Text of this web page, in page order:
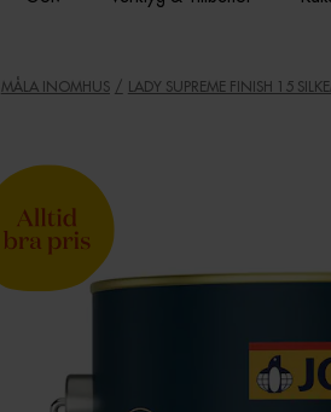
MÅLA INOMHUS LADY SUPREME FINISH 15